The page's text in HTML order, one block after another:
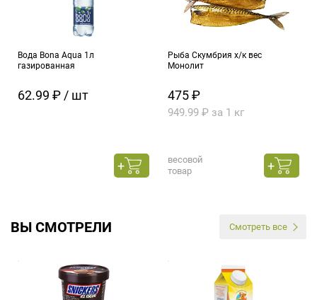
Вода Bona Aqua 1л
газированная
62.99 ₽ / шт
Рыба Скумбрия х/к вес
Монолит
475 ₽
949.99 ₽ за 1 кг
весовой
товар
ВЫ СМОТРЕЛИ Смотреть все